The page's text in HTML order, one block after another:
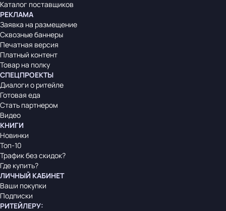
Каталог поставщиков
РЕКЛАМА
Заявка на размещение
Сквозные баннеры
Печатная версия
Платный контент
Товар на полку
СПЕЦПРОЕКТЫ
Диалоги о ритейле
Готовая еда
Стать партнером
Видео
КНИГИ
Новинки
Топ-10
Трафик без скидок?
Где купить?
ЛИЧНЫЙ КАБИНЕТ
Ваши покупки
Подписки
РИТЕЙЛЕРУ: